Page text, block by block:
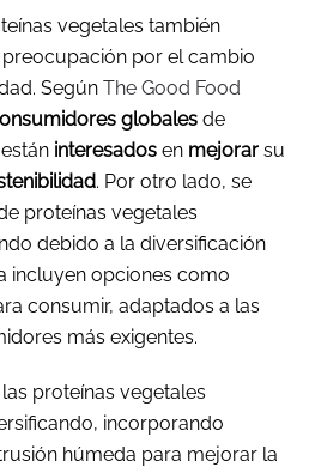
vegetales también
por el cambio
Según The Good Food
globales de
interesados en mejorar su
. Por otro lado, se
proteínas vegetales
debido a la diversificación
incluyen opciones como
consumir, adaptados a las
más exigentes.
proteínas vegetales
incorporando
húmeda para mejorar la